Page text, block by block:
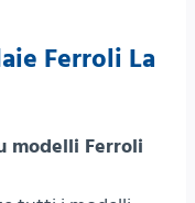
Ferroli La
modelli Ferroli